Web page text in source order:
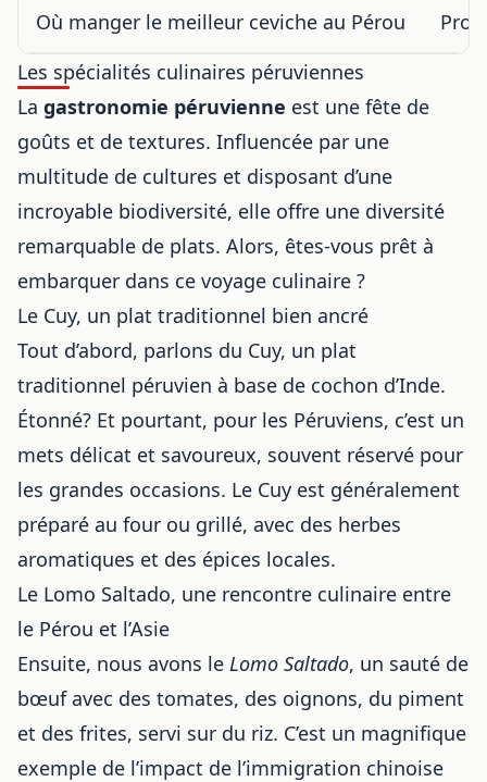
Où manger le meilleur ceviche au Pérou
Les spécialités culinaires péruviennes
La gastronomie péruvienne est une fête de
goûts et de textures. Influencée par une
multitude de cultures et disposant d’une
incroyable biodiversité, elle offre une diversité
remarquable de plats. Alors, êtes-vous prêt à
embarquer dans ce voyage culinaire ?
Le Cuy, un plat traditionnel bien ancré
Tout d’abord, parlons du Cuy, un plat
traditionnel péruvien à base de cochon d’Inde.
Étonné? Et pourtant, pour les Péruviens, c’est un
mets délicat et savoureux, souvent réservé pour
les grandes occasions. Le Cuy est généralement
préparé au four ou grillé, avec des herbes
aromatiques et des épices locales.
Le Lomo Saltado, une rencontre culinaire entre
le Pérou et l’Asie
Ensuite, nous avons le Lomo Saltado, un sauté de
bœuf avec des tomates, des oignons, du piment
et des frites, servi sur du riz. C’est un magnifique
exemple de l’impact de l’immigration chinoise